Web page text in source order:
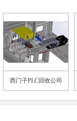
西门子PLC回收公司